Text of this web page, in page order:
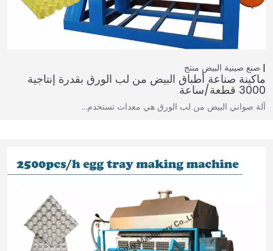
صنع صينية البيض منتج
ماكينة صناعة أطباق البيض من لب الورق بقدرة إنتاجية
3000 قطعة/ساعة
آلة صواني البيض من لب الورق هي معدات تستخدم…